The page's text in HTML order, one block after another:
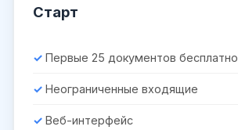
Старт
Первые 25 документов бесплатно
Неограниченные входящие
Веб-интерфейс